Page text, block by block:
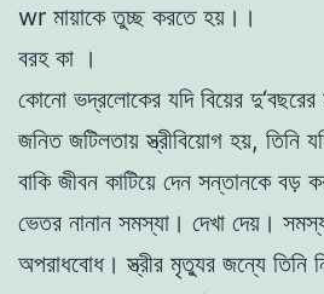
wr মায়াকেতুচ্ছ করতে হয় । ।
বরহ কা ।
কােনাে ভদ্রলােকের যদি বিয়ের দু‘বছরের
জনিত জটিলতায়স্ত্রীবিয়ােগ হয়, তিনি
বাকি জীবন কাটিয়ে দেন সন্তানকে বড়
ভেতর নানান সমস্যা । দেখা দেয় ।
অপরাধবােধ।স্ত্রীর মৃত্যুর জন্যে তিনি